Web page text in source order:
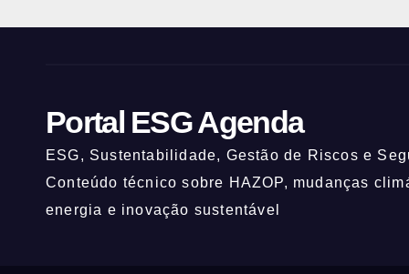
Portal ESG Agenda
ESG, Sustentabilidade, Gestão de Riscos e
Conteúdo técnico sobre HAZOP, mudanças
energia e inovação sustentável